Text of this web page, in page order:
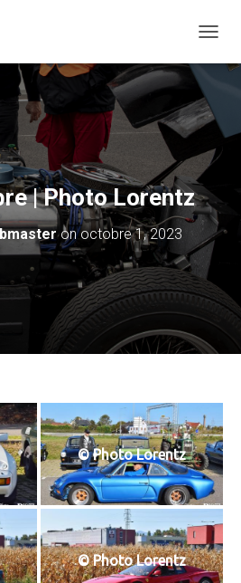
U
I
/
F
R
M
E
R
L
A
N
A
I
T
I
O
N
| Photo Lorentz
onoctobre 1, 2023
© Photo Lorentz
© Photo Lorentz